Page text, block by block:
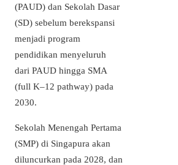
(PAUD) dan Sekolah Dasar
(SD) sebelum berekspansi
menjadi program
pendidikan menyeluruh
dari PAUD hingga SMA
(full K–12 pathway) pada
2030.
Sekolah Menengah Pertama
(SMP) di Singapura akan
diluncurkan pada 2028, dan